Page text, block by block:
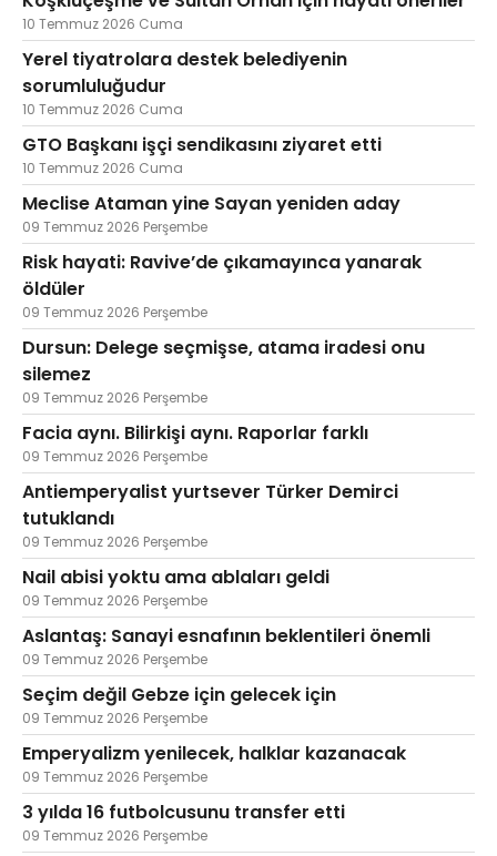
10 Temmuz 2026 Cuma
Yerel tiyatrolara destek belediyenin
sorumluluğudur
10 Temmuz 2026 Cuma
GTO Başkanı işçi sendikasını ziyaret etti
10 Temmuz 2026 Cuma
Meclise Ataman yine Sayan yeniden aday
09 Temmuz 2026 Perşembe
Risk hayati: Ravive’de çıkamayınca yanarak
öldüler
09 Temmuz 2026 Perşembe
Dursun: Delege seçmişse, atama iradesi onu
silemez
09 Temmuz 2026 Perşembe
Facia aynı. Bilirkişi aynı. Raporlar farklı
09 Temmuz 2026 Perşembe
Antiemperyalist yurtsever Türker Demirci
tutuklandı
09 Temmuz 2026 Perşembe
Nail abisi yoktu ama ablaları geldi
09 Temmuz 2026 Perşembe
Aslantaş: Sanayi esnafının beklentileri önemli
09 Temmuz 2026 Perşembe
Seçim değil Gebze için gelecek için
09 Temmuz 2026 Perşembe
Emperyalizm yenilecek, halklar kazanacak
09 Temmuz 2026 Perşembe
3 yılda 16 futbolcusunu transfer etti
09 Temmuz 2026 Perşembe